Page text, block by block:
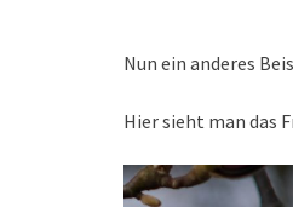
Nun ein anderes
Hier sieht man das